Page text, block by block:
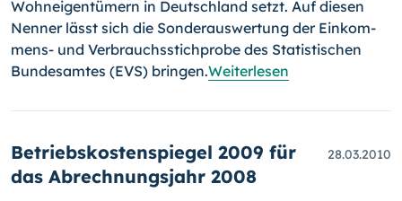
Wohneigentümern in Deutschland setzt. Auf diesen
Nenner lässt sich die Sonderauswertung der Einkom­
mens- und Verbrauchsstichprobe des Statistischen
Bundesamtes (EVS) bringen.Weiterlesen
Betriebskostenspiegel 2009 für
das Abrechnungsjahr 2008
28.03.2010